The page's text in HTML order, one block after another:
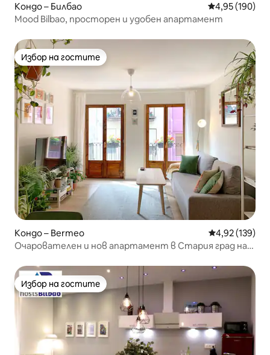
Кондо – Билбао Средна
4,95 (190)
Mood Bilbao, просторен и удобен апартамент
Избор на гостите
Избор на гостите
Кондо – Bermeo Средна
4,92 (139)
Очарователен и нов апартамент в Стария град на
Избор на гостите
Избор на гостите